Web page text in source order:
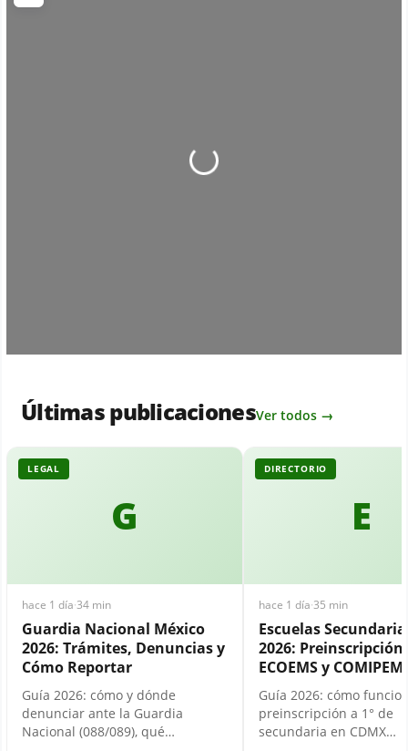
Loading...
Últimas publicacionesVer todos →
G
LEGAL
hace 1 día·34 min
Guardia Nacional México
2026: Trámites, Denuncias y
Cómo Reportar
Guía 2026: cómo y dónde
denunciar ante la Guardia
Nacional (088/089), qué…
E
DIRECTORIO
hace 1 día·35 min
Escuelas
2026: Preinscripción,
ECOEMS y
Guía 2026: cómo
preinscripción a 1° de
secundaria en CDMX…